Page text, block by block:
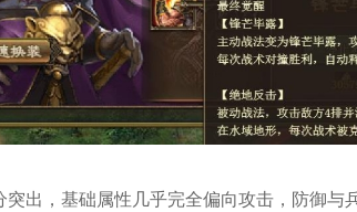
出，基础属性几乎完全偏向攻击，防御与